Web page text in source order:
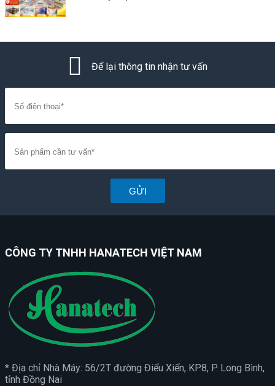
Để lại thông tin nhận tư vấn
GỬI
CÔNG TY TNHH HANATECH VIỆT NAM
* Địa chỉ Nhà Máy: 56/2T đường Điểu Xiển, KP8, P. Long Bình,
tỉnh Đồng Nai